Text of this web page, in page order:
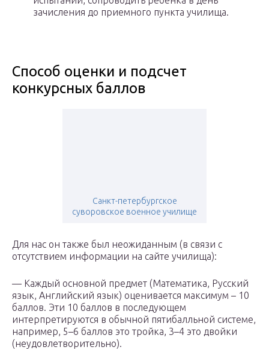
зачисления до приемного пункта училища.
Способ оценки и подсчет
конкурсных баллов
Санкт-петербургское
суворовское военное училище
Для нас он также был неожиданным (в связи с
отсутствием информации на сайте училища):
— Каждый основной предмет (Математика, Русский
язык, Английский язык) оценивается максимум – 10
баллов. Эти 10 баллов в последующем
интерпретируются в обычной пятибалльной системе,
например, 5–6 баллов это тройка, 3–4 это двойки
(неудовлетворительно).